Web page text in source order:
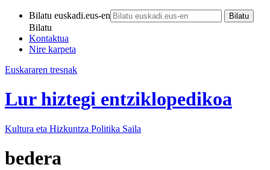
Bilatu euskadi.eus-en
Bilatu
Kontaktua
Nire karpeta
Euskararen tresnak
Lur hiztegi entziklopedikoa
Kultura eta Hizkuntza Politika Saila
bedera